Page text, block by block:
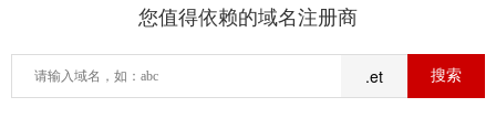
您值得依赖的域名注册商
.et